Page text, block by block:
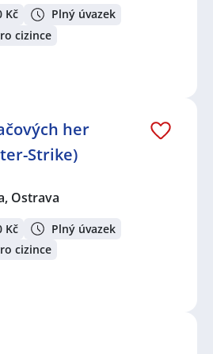
Kč
Plný úvazek
cizince
her
Strike)
Ostrava
Kč
Plný úvazek
cizince